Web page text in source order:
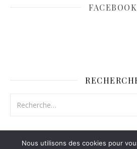
FACEBOOK
Nous utilisons des cookies pour